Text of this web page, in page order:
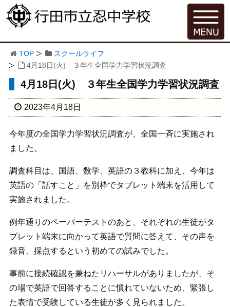
TOP
スクールライフ
4月18日(火) ３年生全国学力学習状況調査
4月18日(火) ３年生全国学力学習状況調査
2023年4月18日
今年度の全国学力学習状況調査が、全国一斉に実施され
ました。
調査科目は、国語、数学、英語の３教科に加え、今年は
英語の「話すこと」を別枠でタブレット端末を活用して
実施されました。
例年通りのペーパーテストのあと、それぞれの生徒がタ
ブレット端末に向かって英語で質問に答えて、その声を
録音、採点するという初めての試みでした。
事前に接続確認を兼ねたリハーサルがありましたが、そ
の場で英語で回答することに慣れていないため、緊張し
た表情で受験している生徒が多く見られました。